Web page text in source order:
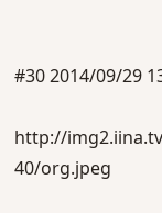
#30 2014/09/29
http://
40/